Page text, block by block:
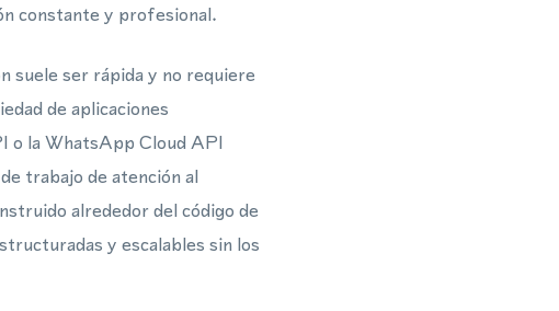
constante y profesional.
suele ser rápida y no requiere
de aplicaciones
o la WhatsApp Cloud API
trabajo de atención al
alrededor del código de
y escalables sin los